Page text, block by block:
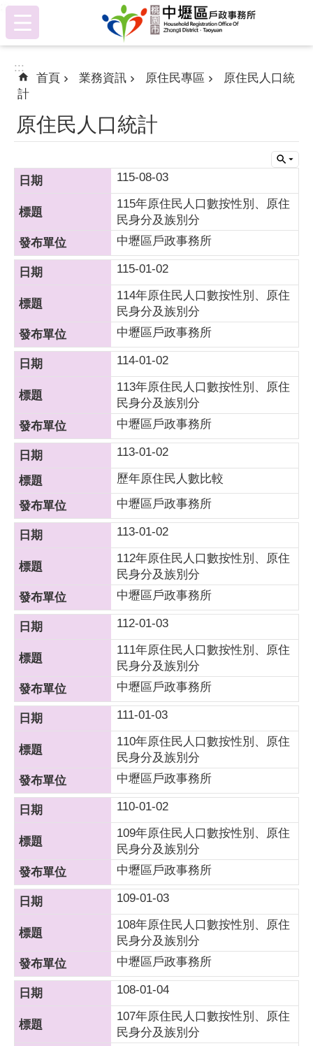
跳到主要內容區塊
:::
:::
首頁 業務資訊 原住民專區
原住民人口統
計
原住民人口統計
115-08-03
115年原住民人口數按性別、原住
民身分及族別分
中壢區戶政事務所
115-01-02
114年原住民人口數按性別、原住
民身分及族別分
中壢區戶政事務所
114-01-02
113年原住民人口數按性別、原住
民身分及族別分
中壢區戶政事務所
113-01-02
歷年原住民人數比較
中壢區戶政事務所
113-01-02
112年原住民人口數按性別、原住
民身分及族別分
中壢區戶政事務所
112-01-03
111年原住民人口數按性別、原住
民身分及族別分
中壢區戶政事務所
111-01-03
110年原住民人口數按性別、原住
民身分及族別分
中壢區戶政事務所
110-01-02
109年原住民人口數按性別、原住
民身分及族別分
中壢區戶政事務所
109-01-03
108年原住民人口數按性別、原住
民身分及族別分
中壢區戶政事務所
108-01-04
107年原住民人口數按性別、原住
民身分及族別分